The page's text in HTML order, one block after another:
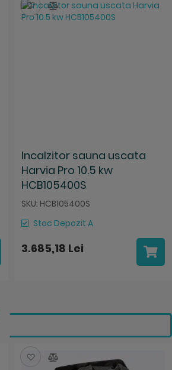
Incalzitor sauna uscata
Harvia Pro 10.5 kw
HCB105400S
SKU: HCB105400S
Stoc Depozit A
3.685,18 Lei
SalveazaCompara
SalveazaCompara